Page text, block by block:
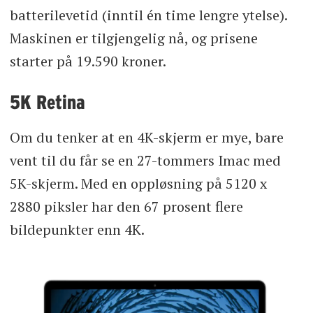
batterilevetid (inntil én time lengre ytelse).
Maskinen er tilgjengelig nå, og prisene
starter på 19.590 kroner.
5K Retina
Om du tenker at en 4K-skjerm er mye, bare
vent til du får se en 27-tommers Imac med
5K-skjerm. Med en oppløsning på 5120 x
2880 piksler har den 67 prosent flere
bildepunkter enn 4K.